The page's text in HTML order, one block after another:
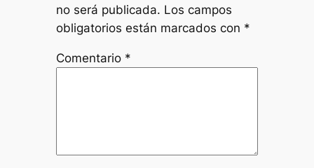
no será publicada. Los campos
obligatorios están marcados con *
Comentario *